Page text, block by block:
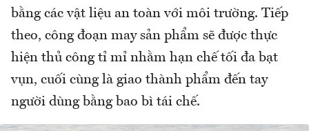
bằng các vật liệu an toàn với môi trường. Tiếp
theo, công đoạn may sản phẩm sẽ được thực
hiện thủ công tỉ mỉ nhằm hạn chế tối đa bạt
vụn, cuối cùng là giao thành phẩm đến tay
người dùng bằng bao bì tái chế.